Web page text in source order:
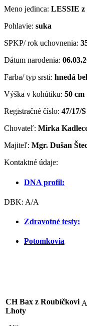
Meno jedinca: LESSIE z
Pohlavie: suka
SPKP/ rok uchovnenia:
Dátum narodenia: 06
Farba/ typ srsti: hnedá
Výška v kohútiku: 50 cm
Registračné číslo: 47/17/S
Chovateľ: Mirka
Majiteľ: Mgr. Dušan
Kontaktné údaje:
DNA profil:
DBK: A/A
Zdravotné testy:
Potomkovia
CH Bax z Roubíčkovi
Lhoty